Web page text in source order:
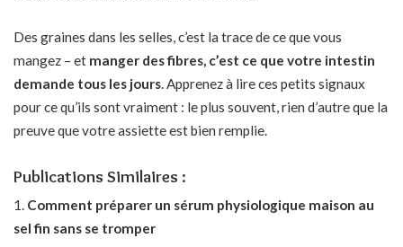
Des graines dans les selles, c’est la trace de ce que vous
mangez – et manger des fibres, c’est ce que votre intestin
demande tous les jours. Apprenez à lire ces petits signaux
pour ce qu’ils sont vraiment : le plus souvent, rien d’autre que la
preuve que votre assiette est bien remplie.
Publications Similaires :
Comment préparer un sérum physiologique maison au
sel fin sans se tromper